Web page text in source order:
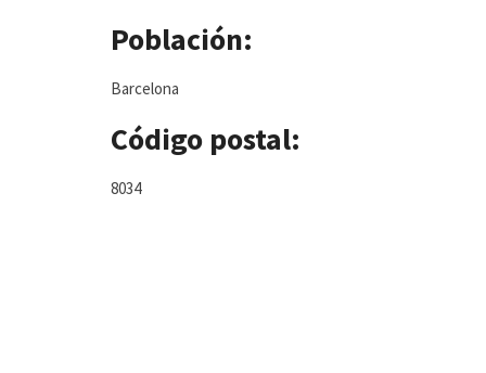
Población:
Barcelona
Código postal:
8034